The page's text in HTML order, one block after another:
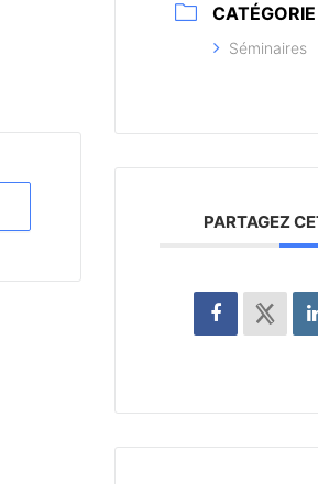
CATÉGORIE
Séminaires
PARTAGEZ